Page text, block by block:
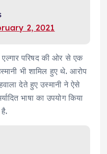
2, 2021
परिषद की ओर से एक
भी शामिल हुए थे. आरोप
देते हुए उस्मानी ने ऐसे
भाषा का उपयोग किया